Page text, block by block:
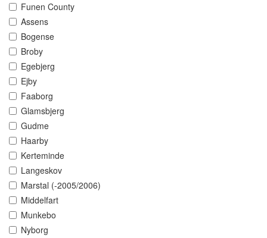
Funen County
Assens
Bogense
Broby
Egebjerg
Ejby
Faaborg
Glamsbjerg
Gudme
Haarby
Kerteminde
Langeskov
Marstal (-2005/2006)
Middelfart
Munkebo
Nyborg